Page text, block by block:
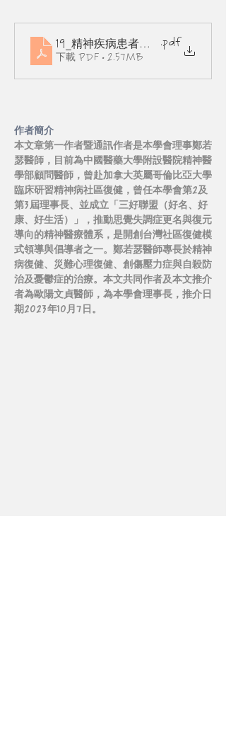
19_精神疾病患者生活品質及其測
.pdf
下載 PDF • 2.57MB
作者簡介
本文章第一作者暨通訊作者是本學會理事鄭若
瑟醫師，目前為中國醫藥大學附設醫院精神醫
學部顧問醫師，曾赴加拿大英屬哥倫比亞大學
臨床研習精神病社區復健，曾任本學會第2及
第3屆理事長、並成立「三好聯盟（好名、好
康、好生活）」，推動思覺失調症更名與復元
導向的精神醫療體系，是開創台灣社區復健模
式領導與倡導者之一。鄭若瑟醫師專長於精神
病復健、災難心理復健、創傷壓力症與自殺防
治及憂鬱症的治療。本文共同作者及本文推介
者為歐陽文貞醫師，為本學會理事長，推介日
期2023年10月7日。